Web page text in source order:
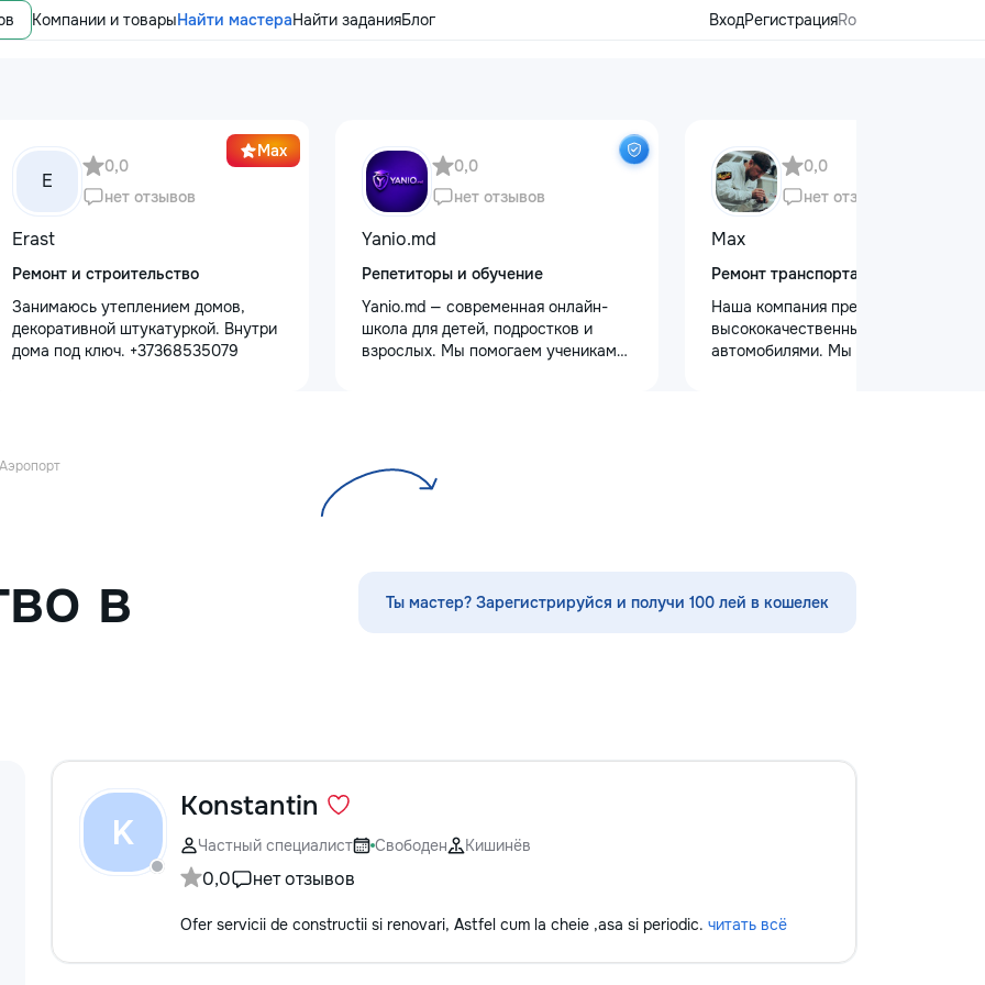
Компании и товарыНайти мастераНайти заданияБлог ВходРегистрацияRo
Max
E
0,0
нет отзывов
Erast
Ремонт и строительство
Занимаюсь утеплением домов,
декоративной штукатуркой. Внутри
дома под ключ. +37368535079
0,0
нет отзывов
Yanio.md
Репетиторы и обучение
Yanio.md — современная онлайн-
школа для детей, подростков и
взрослых. Мы помогаем ученикам
квалифицированные преподаватели
проходит онлайн на интерактивной
платформе с использованием
группы ✔ Подготовка к экзаменам
взрослых ✔ Бесплатный пробный
урок
0,0
нет отзывов
Max
Ремонт транспорта
Наша компания предлагает
высококачественный уход за
автомобилями. Мы предоставляем
нанесение защитных составов,
тонировку в соответствии с
стандартов обслуживания,
Аэропорт
в
Ты мастер? Зарегистрируйся и получи 100 лей в кошелек
K
Konstantin
Частный специалист Свободен Кишинёв
0,0 нет отзывов
Ofer servicii de constructii si renovari, Astfel cum la cheie ,asa si periodic. читать всё